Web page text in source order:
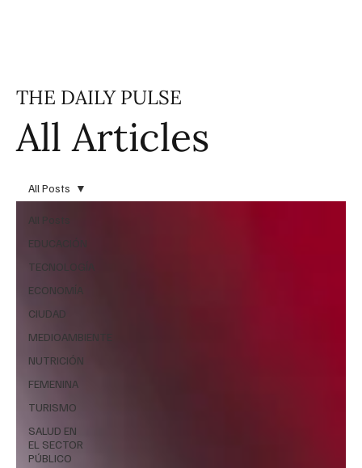
All Articles
THE DAILY PULSE
All Posts
EDUCACIÓN
TECNOLOGÍA
ECONOMÍA
CIUDAD
MEDIOAMBIENTE
NUTRICIÓN
FEMENINA
TURISMO
SALUD EN
EL SECTOR
PÚBLICO
All Posts